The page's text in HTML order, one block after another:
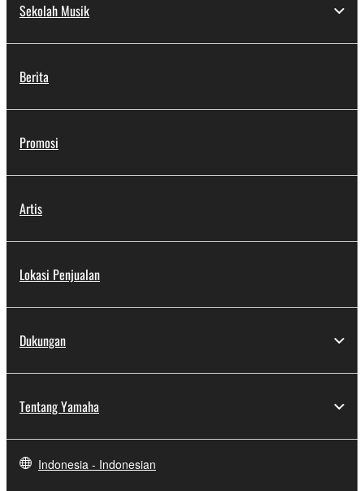
Sekolah Musik
Berita
Promosi
Artis
Lokasi Penjualan
Dukungan
Tentang Yamaha
Indonesia - Indonesian